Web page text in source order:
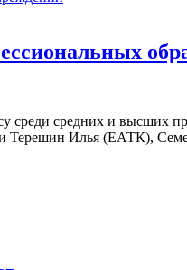
среди средних и высших
Терешин Илья (ЕАТК),